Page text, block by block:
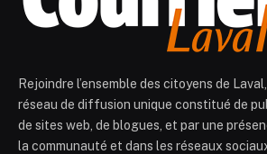
Rejoindre l’ensemble des citoyens de
réseau de diffusion unique constitué de
de sites web, de blogues, et par une
la communauté et dans les réseaux